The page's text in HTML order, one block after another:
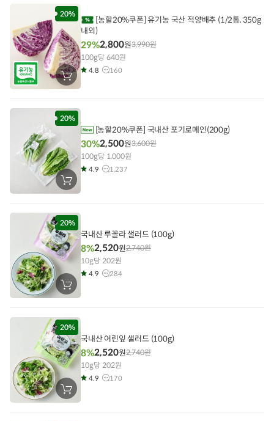
에
담
기
20%
장
바
에
담
기
내외)
29%2,800원3,990원
100g당 640원
4.8 160
20%
장
바
에
담
기
[농할20%쿠폰] 국내산 포기로메인(200g)
30%2,500원3,600원
100g당 1,000원
4.9 1,237
20%
장
바
에
담
기
국내산 루꼴라 샐러드 (100g)
8%2,520원2,740원
10g당 202원
4.9 284
20%
장
바
국내산 어린잎 샐러드 (100g)
8%2,520원2,740원
10g당 202원
4.9 170